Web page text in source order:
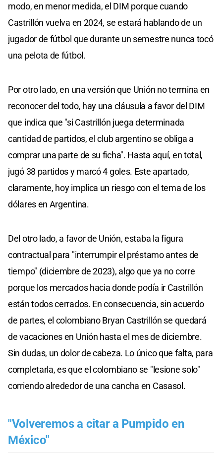
modo, en menor medida, el DIM porque cuando
Castrillón vuelva en 2024, se estará hablando de un
jugador de fútbol que durante un semestre nunca tocó
una pelota de fútbol.
Por otro lado, en una versión que Unión no termina en
reconocer del todo, hay una cláusula a favor del DIM
que indica que "si Castrillón juega determinada
cantidad de partidos, el club argentino se obliga a
comprar una parte de su ficha". Hasta aquí, en total,
jugó 38 partidos y marcó 4 goles. Este apartado,
claramente, hoy implica un riesgo con el tema de los
dólares en Argentina.
Del otro lado, a favor de Unión, estaba la figura
contractual para "interrumpir el préstamo antes de
tiempo" (diciembre de 2023), algo que ya no corre
porque los mercados hacia donde podía ir Castrillón
están todos cerrados. En consecuencia, sin acuerdo
de partes, el colombiano Bryan Castrillón se quedará
de vacaciones en Unión hasta el mes de diciembre.
Sin dudas, un dolor de cabeza. Lo único que falta, para
completarla, es que el colombiano se "lesione solo"
corriendo alrededor de una cancha en Casasol.
"Volveremos a citar a Pumpido en
México"